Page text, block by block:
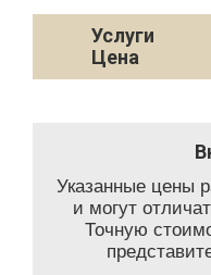
Услуги
Цена
Указанные цены
и могут
Точную